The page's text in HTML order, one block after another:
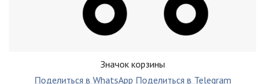
Значок корзины
Поделиться в WhatsApp Поделиться в Telegram